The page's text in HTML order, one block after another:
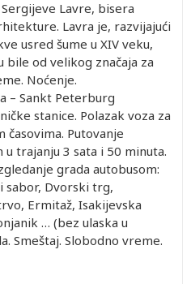
Lavre, bisera
Lavra je, razvijajući
usred šume u XIV veku,
bile od velikog značaja za
Noćenje.
– Sankt Peterburg
stanice. Polazak voza za
Putovanje
trajanju 3 sata i 50 minuta.
grada autobusom:
sabor, Dvorski trg,
Ermitaž, Isakijevska
… (bez ulaska u
Smeštaj. Slobodno vreme.